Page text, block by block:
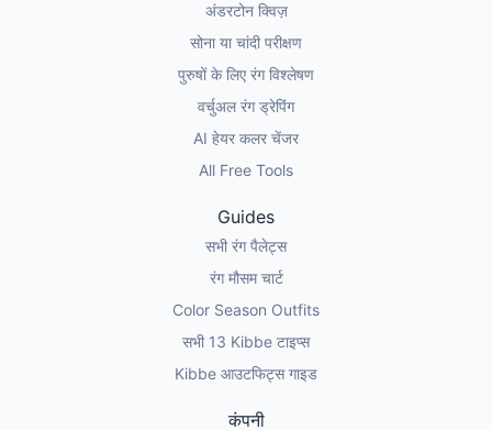
अंडरटोन क्विज़
सोना या चांदी परीक्षण
पुरुषों के लिए रंग विश्लेषण
वर्चुअल रंग ड्रेपिंग
AI हेयर कलर चेंजर
All Free Tools
Guides
सभी रंग पैलेट्स
रंग मौसम चार्ट
Color Season Outfits
सभी 13 Kibbe टाइप्स
Kibbe आउटफिट्स गाइड
कंपनी